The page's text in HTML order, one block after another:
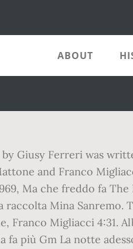
ABOUT
Giusy Ferreri was
and Franco
Ma che freddo fa
Mina Sanremo.
Migliacci 4:31.
più Gm La notte